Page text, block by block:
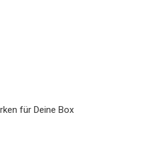
für Deine Box